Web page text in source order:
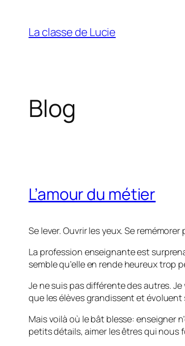
contenu
La classe de Lucie
Blog
L’amour du métier
Se lever. Ouvrir les yeux. Se
La profession enseignante est
semble qu’elle en rende heureux trop
Je ne suis pas différente des autres.
que les élèves grandissent et
Mais voilà où le bât blesse: enseigner
petits détails, aimer les êtres qui